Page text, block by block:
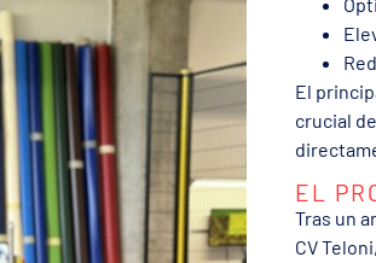
El
crucial
EL
Tras un
CV